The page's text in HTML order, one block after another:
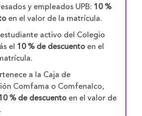
y empleados UPB: 10 %
en el valor de la matrícula.
activo del Colegio
el 10 % de descuentoen el
a la Caja de
Comfama o Comfenalco,
% de descuentoen el valor de